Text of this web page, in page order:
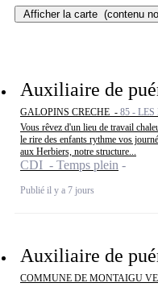
Afficher la carte (contenu
Auxiliaire de
GALOPINS CRECHE - 85 - LES
Vous rêvez d'un lieu de travail
le rire des enfants rythme vos
aux Herbiers, notre structure...
CDI - Temps plein
Publié il y a 7 jours
Auxiliaire de
COMMUNE DE MONTAIGU